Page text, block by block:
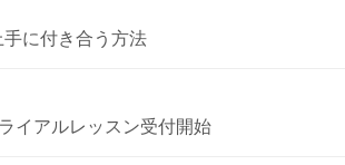
に付き合う方法
イアルレッスン受付開始